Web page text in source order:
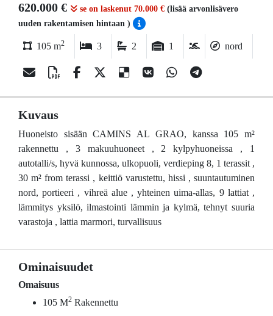
620.000 € se on laskenut 70.000 € (lisää arvonlisävero
uuden rakentamisen hintaan )
105 m2 3 2 1 nord
Kuvaus
Huoneisto sisään CAMINS AL GRAO, kanssa 105 m²
rakennettu , 3 makuuhuoneet , 2 kylpyhuoneissa , 1
autotalli/s, hyvä kunnossa, ulkopuoli, verdieping 8, 1 terassit ,
30 m² from terassi , keittiö varustettu, hissi , suuntautuminen
nord, portieeri , vihreä alue , yhteinen uima-allas, 9 lattiat ,
lämmitys yksilö, ilmastointi lämmin ja kylmä, tehnyt suuria
varastoja , lattia marmori, turvallisuus
Ominaisuudet
Omaisuus
105 M2 Rakennettu